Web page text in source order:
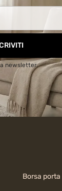
newsletter.
Borsa